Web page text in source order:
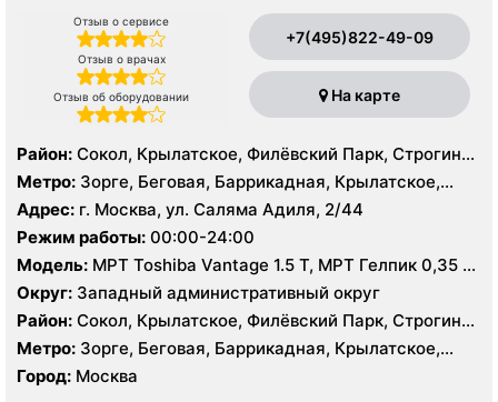
Отзыв о сервисе
Отзыв о врачах
Отзыв об оборудовании
+7(495)822-49-09
На карте
Район: Сокол, Крылатское, Филёвский Парк, Строгино,
Хорошёво-Мнёвники, Щукино
Метро: Зорге, Беговая, Баррикадная, Крылатское,
Октябрьское поле, Панфиловская, Сокол, Строгино,
Улица 1905 года, Хорошево, Хорошевская, ЦСКА,
Шелепиха, Щукинская, Мнёвники, Народное
Ополчение
Адрес: г. Москва, ул. Саляма Адиля, 2/44
Режим работы: 00:00-24:00
Модель: МРТ Toshiba Vantage 1.5 Т, МРТ Гелпик 0,35 Т
(для суставов), КТ Toshiba Aquilion Prime 160 срезов,
КТ GE Brightspeed 16 срезов, УЗИ Toshiba Aplio 500,
Siemens Acuson SC2000
Округ: Западный административный округ
Район: Сокол, Крылатское, Филёвский Парк, Строгино,
Хорошёво-Мнёвники, Щукино
Метро: Зорге, Беговая, Баррикадная, Крылатское,
Октябрьское поле, Панфиловская, Сокол, Строгино,
Улица 1905 года, Хорошево, Хорошевская, ЦСКА,
Город: Москва